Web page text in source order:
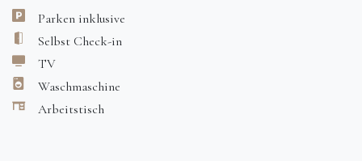
Parken inklusive
Selbst Check-in
TV
Waschmaschine
Arbeitstisch